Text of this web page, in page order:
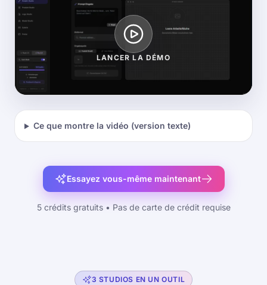
LANCER LA DÉMO
Ce que montre la vidéo (version texte)
Essayez vous-même maintenant
5 crédits gratuits • Pas de carte de crédit requise
3 STUDIOS EN UN OUTIL